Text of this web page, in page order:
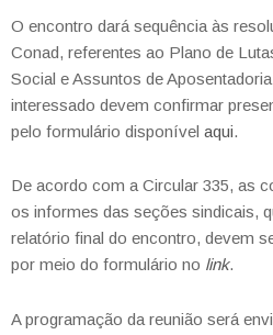
O encontro dará sequência às
Conad, referentes ao Plano de
Social e Assuntos de
interessado devem confirmar
pelo formulário disponível aqui.
De acordo com a Circular 335, as
os informes das seções sindicais,
relatório final do encontro, devem
por meio do formulário no link.
A programação da reunião será